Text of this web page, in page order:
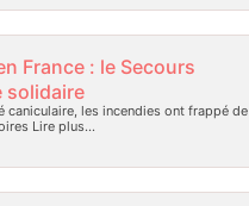
France : le Secours
solidaire
caniculaire, les incendies ont frappé de
Lire plus…